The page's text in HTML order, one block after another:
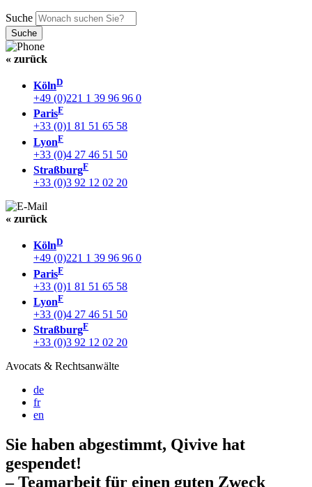
Suche
« zurück
KölnD
+49 (0)221 1 39 96 96 0
ParisF
+33 (0)1 81 51 65 58
LyonF
+33 (0)4 27 46 51 50
StraßburgF
+33 (0)3 92 12 02 20
« zurück
KölnD
+49 (0)221 1 39 96 96 0
ParisF
+33 (0)1 81 51 65 58
LyonF
+33 (0)4 27 46 51 50
StraßburgF
+33 (0)3 92 12 02 20
Avocats & Rechtsanwälte
de
fr
en
Sie haben abgestimmt, Qivive hat
gespendet!
– Teamarbeit für einen guten Zweck